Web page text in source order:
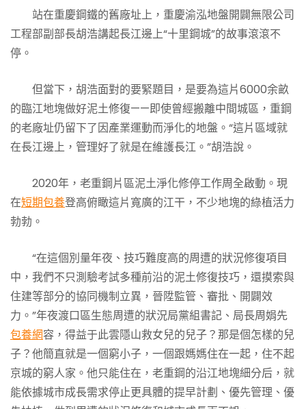
站在重慶鋼鐵的舊廠址上，重慶渝泓地盤開闢無限公司
工程部副部長胡浩講起長江邊上“十里鋼城”的故事滾滾不
停。
但當下，胡浩面對的要緊題目，是要為這片6000余畝
的臨江地塊做好泥土修復——即使曾經搬離中間城區，重鋼
的老廠址仍留下了因產業運動而淨化的地盤。“這片區域就
在長江邊上，管理好了就是在維護長江。”胡浩說。
2020年，老重鋼片區泥土淨化修停工作周全啟動。現
在短期包養登高俯瞰這片寬廣的江干，不少地塊的綠植活力
勃勃。
“在這個別量年夜、技巧難度高的周遭的狀況修復項目
中，我們不只測驗考試多種前沿的泥土修復技巧，還摸索與
住建等部分的協同機制立異，晉陞監管、審批、開闢效
力。”年夜渡口區生態周遭的狀況局黨組書記、局長周娟先
包養網容，得益于此雲隱山救女兒的兒子？那是個怎樣的兒
子？他簡直就是一個窮小子，一個跟媽媽住在一起，住不起
京城的窮人家。他只能住在，老重鋼的沿江地塊細分后，就
能依據城市成長需求停止更具體的提早計劃、優先管理、優